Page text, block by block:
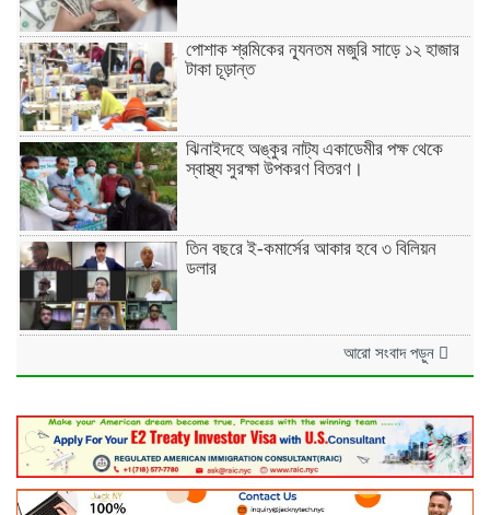
পোশাক শ্রমিকের ন্যূনতম মজুরি সাড়ে ১২ হাজার
টাকা চূড়ান্ত
ঝিনাইদহে অঙ্কুর নাট্য একাডেমীর পক্ষ থেকে
স্বাস্থ্য সুরক্ষা উপকরণ বিতরণ।
তিন বছরে ই-কমার্সের আকার হবে ৩ বিলিয়ন
ডলার
আরো সংবাদ পড়ুন